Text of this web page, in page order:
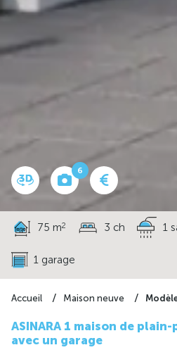
Accueil Maison neuve
ASINARA 1 maison de
avec un garage
6
75 m2 3 ch 1
1 garage